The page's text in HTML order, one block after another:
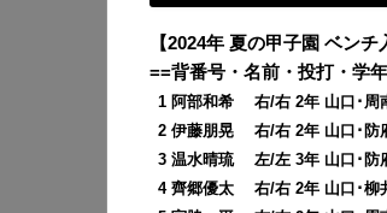
【2024年 夏の甲子園 ベンチ
==背番号・名前・投打・学
1 阿部和希 右/右 2年 山口･周
2 伊藤朋晃 右/右 2年 山口･防
3 温水晴琉 左/左 3年 山口･防
4 齊郷優太 右/右 2年 山口･柳